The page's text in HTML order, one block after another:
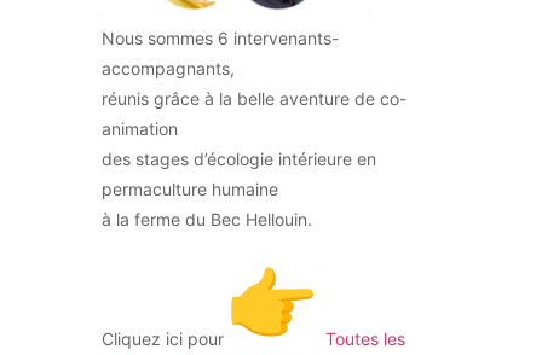
Nous sommes 6 intervenants-
accompagnants,
réunis grâce à la belle aventure de co-
animation
des stages d’écologie intérieure en
permaculture humaine
à la ferme du Bec Hellouin.
Cliquez ici pour
Toutes les